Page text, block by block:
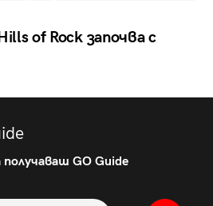
of Rock започва с
GO Guide